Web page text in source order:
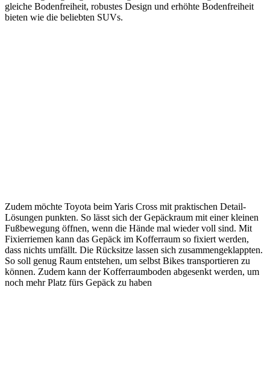
gleiche Bodenfreiheit, robustes Design und erhöhte Bodenfreiheit
bieten wie die beliebten SUVs.
Zudem möchte Toyota beim Yaris Cross mit praktischen Detail-
Lösungen punkten. So lässt sich der Gepäckraum mit einer kleinen
Fußbewegung öffnen, wenn die Hände mal wieder voll sind. Mit
Fixierriemen kann das Gepäck im Kofferraum so fixiert werden,
dass nichts umfällt. Die Rücksitze lassen sich zusammengeklappten.
So soll genug Raum entstehen, um selbst Bikes transportieren zu
können. Zudem kann der Kofferraumboden abgesenkt werden, um
noch mehr Platz fürs Gepäck zu haben